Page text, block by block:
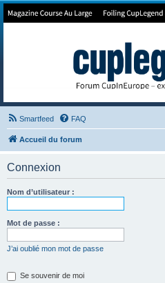
Forum de Cup In Europe
Smartfeed FAQ
Accueil du forum
Connexion
Nom d’utilisateur :
Mot de passe :
J’ai oublié mon mot de passe
Se souvenir de moi